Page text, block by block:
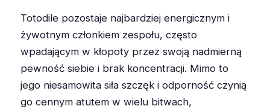
Totodile pozostaje najbardziej energicznym i
żywotnym członkiem zespołu, często
wpadającym w kłopoty przez swoją nadmierną
pewność siebie i brak koncentracji. Mimo to
jego niesamowita siła szczęk i odporność czynią
go cennym atutem w wielu bitwach,